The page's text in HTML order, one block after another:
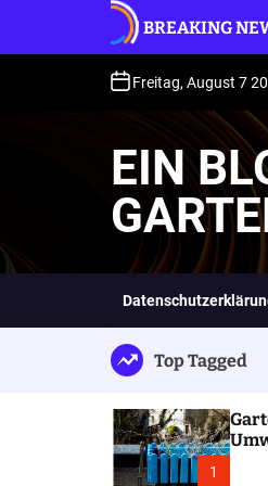
i
e
n
BREAKING
Die richtige Zaunfarbe
Freitag, August 7
EIN
Top Tagged
1